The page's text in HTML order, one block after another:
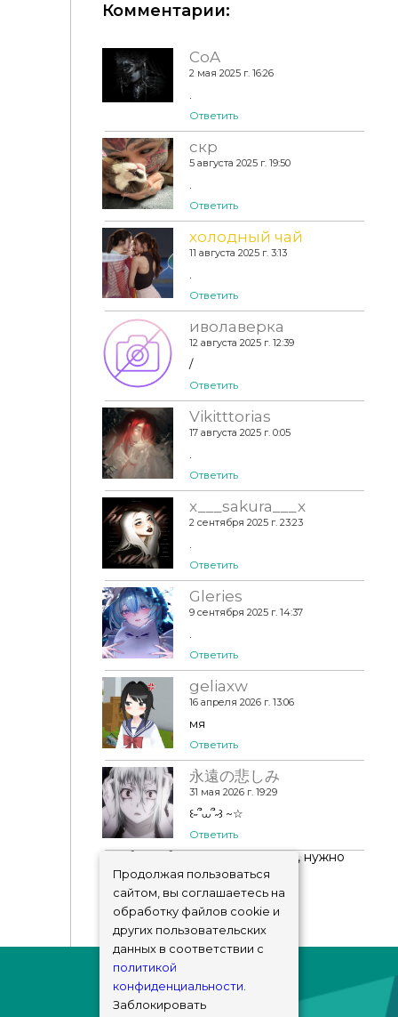
Платье Шарлотты (викторианский комплект)
Комментарии:
CoA
2 мая 2025 г. 16:26
Ответить
скр
5 августа 2025 г. 19:50
Ответить
холодный чай
11 августа 2025 г. 3:13
Ответить
иволаверка
12 августа 2025 г. 12:39
/
Ответить
Vikitttorias
17 августа 2025 г. 0:05
Ответить
x___sakura___x
2 сентября 2025 г. 23:23
Ответить
Gleries
9 сентября 2025 г. 14:37
Ответить
geliaxw
16 апреля 2026 г. 13:06
мя
Ответить
永遠の悲しみ
31 мая 2026 г. 19:29
‎꒰˶՞⩊՞˶꒱ ~☆
Ответить
Чтобы добавить комментарий, нужно
авторизоваться!
Продолжая пользоваться
сайтом, вы соглашаетесь на
обработку файлов cookie и
других пользовательских
данных в соответствии с
политикой
конфиденциальности.
Заблокировать